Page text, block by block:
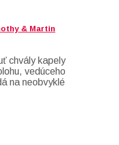
& Martin
chvály kapely
vedúceho
na neobvyklé